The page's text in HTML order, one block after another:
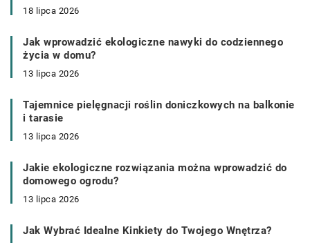
18 lipca 2026
Jak wprowadzić ekologiczne nawyki do codziennego
życia w domu?
13 lipca 2026
Tajemnice pielęgnacji roślin doniczkowych na balkonie
i tarasie
13 lipca 2026
Jakie ekologiczne rozwiązania można wprowadzić do
domowego ogrodu?
13 lipca 2026
Jak Wybrać Idealne Kinkiety do Twojego Wnętrza?